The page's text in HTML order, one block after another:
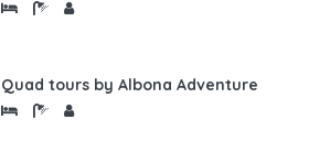
Quad tours by Albona Adventure